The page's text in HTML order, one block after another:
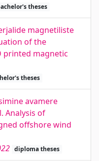
theses
magnetiliste
of the
printed magnetic
theses
avamere
Analysis of
offshore wind
diploma theses